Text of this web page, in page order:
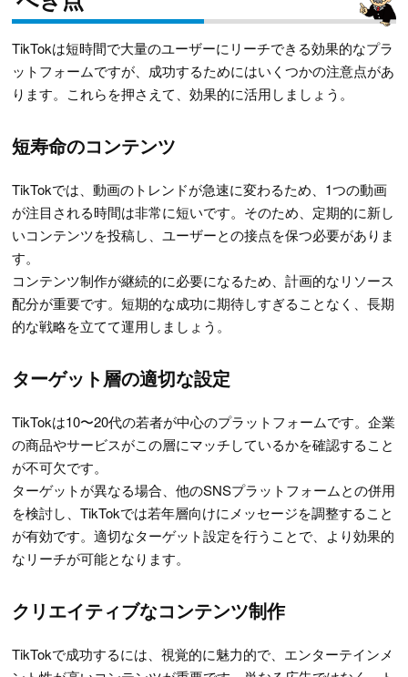
TikTokは短時間で大量のユーザーにリーチできる効果的なプラ
ットフォームですが、成功するためにはいくつかの注意点があ
ります。これらを押さえて、効果的に活用しましょう。
短寿命のコンテンツ
TikTokでは、動画のトレンドが急速に変わるため、1つの動画
が注目される時間は非常に短いです。そのため、定期的に新し
いコンテンツを投稿し、ユーザーとの接点を保つ必要がありま
す。
コンテンツ制作が継続的に必要になるため、計画的なリソース
配分が重要です。短期的な成功に期待しすぎることなく、長期
的な戦略を立てて運用しましょう。
ターゲット層の適切な設定
TikTokは10〜20代の若者が中心のプラットフォームです。企業
の商品やサービスがこの層にマッチしているかを確認すること
が不可欠です。
ターゲットが異なる場合、他のSNSプラットフォームとの併用
を検討し、TikTokでは若年層向けにメッセージを調整すること
が有効です。適切なターゲット設定を行うことで、より効果的
なリーチが可能となります。
クリエイティブなコンテンツ制作
TikTokで成功するには、視覚的に魅力的で、エンターテインメ